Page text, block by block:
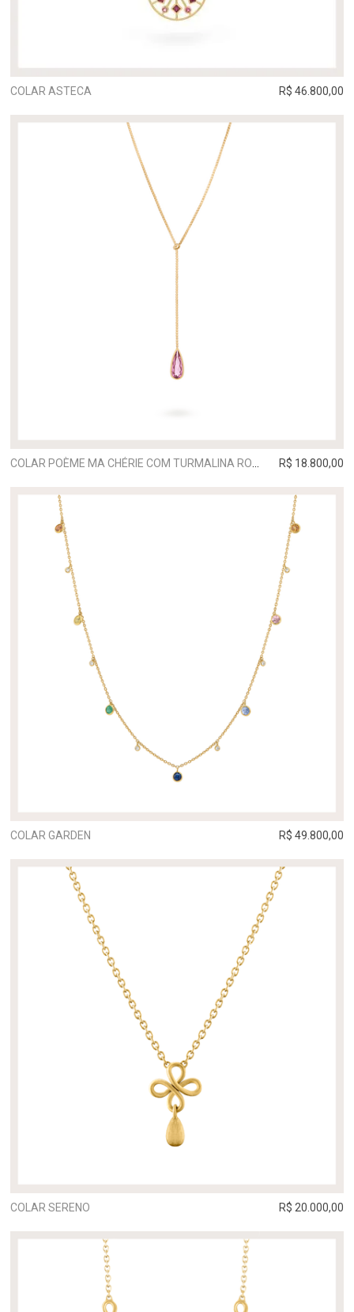
COLAR ASTECA R$ 46.800,00
R$ 18.800,00
COLAR GARDEN R$ 49.800,00
COLAR SERENO R$ 20.000,00